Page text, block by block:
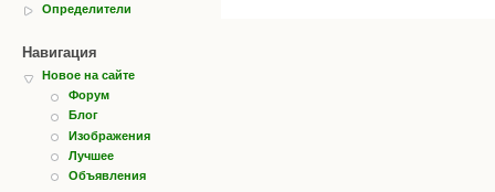
Определители
Навигация
Новое на сайте
Форум
Блог
Изображения
Лучшее
Объявления